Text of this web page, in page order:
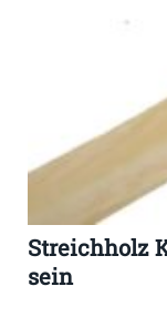
Streichholz
sein